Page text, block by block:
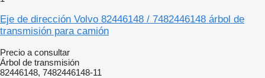
Eje de dirección Volvo 82446148 / 7482446148 árbol de
transmisión para camión
Precio a consultar
Árbol de transmisión
82446148, 7482446148-11